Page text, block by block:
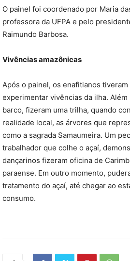
O painel foi coordenado por Maria
professora da UFPA e pelo
Raimundo Barbosa.
Vivências amazônicas
Após o painel, os enafitianos
experimentar vivências da ilha. Além
barco, fizeram uma trilha, quando
realidade local, as árvores que
como a sagrada Samaumeira. Um
trabalhador que colhe o açaí,
dançarinos fizeram oficina de
paraense. Em outro momento,
tratamento do açaí, até chegar ao
consumo.